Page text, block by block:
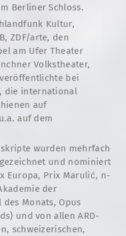
Berliner Schloss.
Kultur,
ZDF/arte, den
am Ufer Theater
Volkstheater,
bei
die international
auf
auf dem
wurden mehrfach
und nominiert
Europa, Prix Marulić, n-
der
Monats, Opus
und von allen ARD-
schweizerischen,